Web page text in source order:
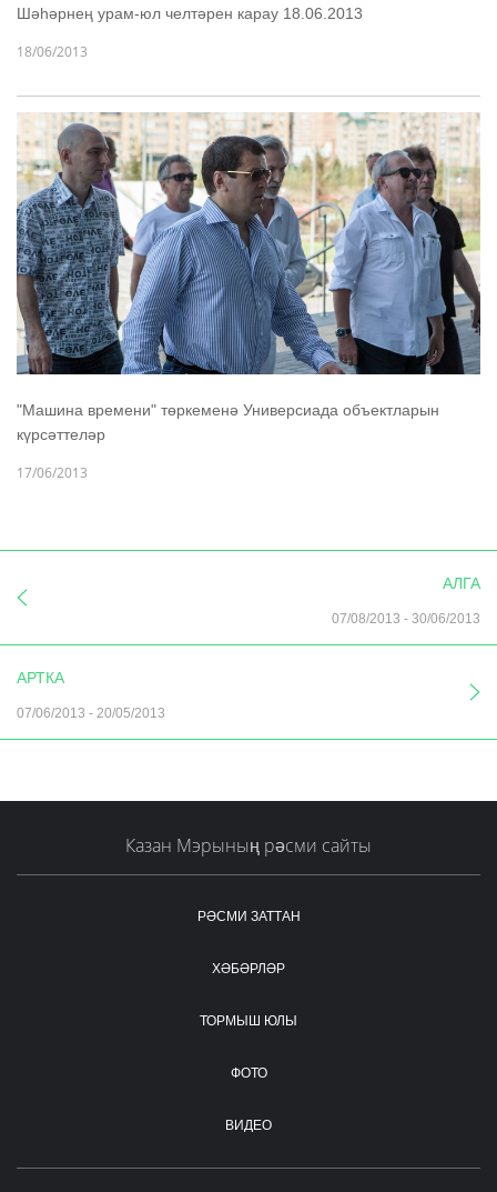
Шәһәрнең урам-юл челтәрен карау 18.06.2013
18/06/2013
"Машина времени" төркеменә Универсиада объектларын
күрсәттеләр
17/06/2013
АЛГА
07/08/2013 - 30/06/2013
АРТКА
07/06/2013 - 20/05/2013
Казан Мэрының рәсми сайты
РӘСМИ ЗАТТАН
ХӘБӘРЛӘР
ТОРМЫШ ЮЛЫ
ФОТО
ВИДЕО